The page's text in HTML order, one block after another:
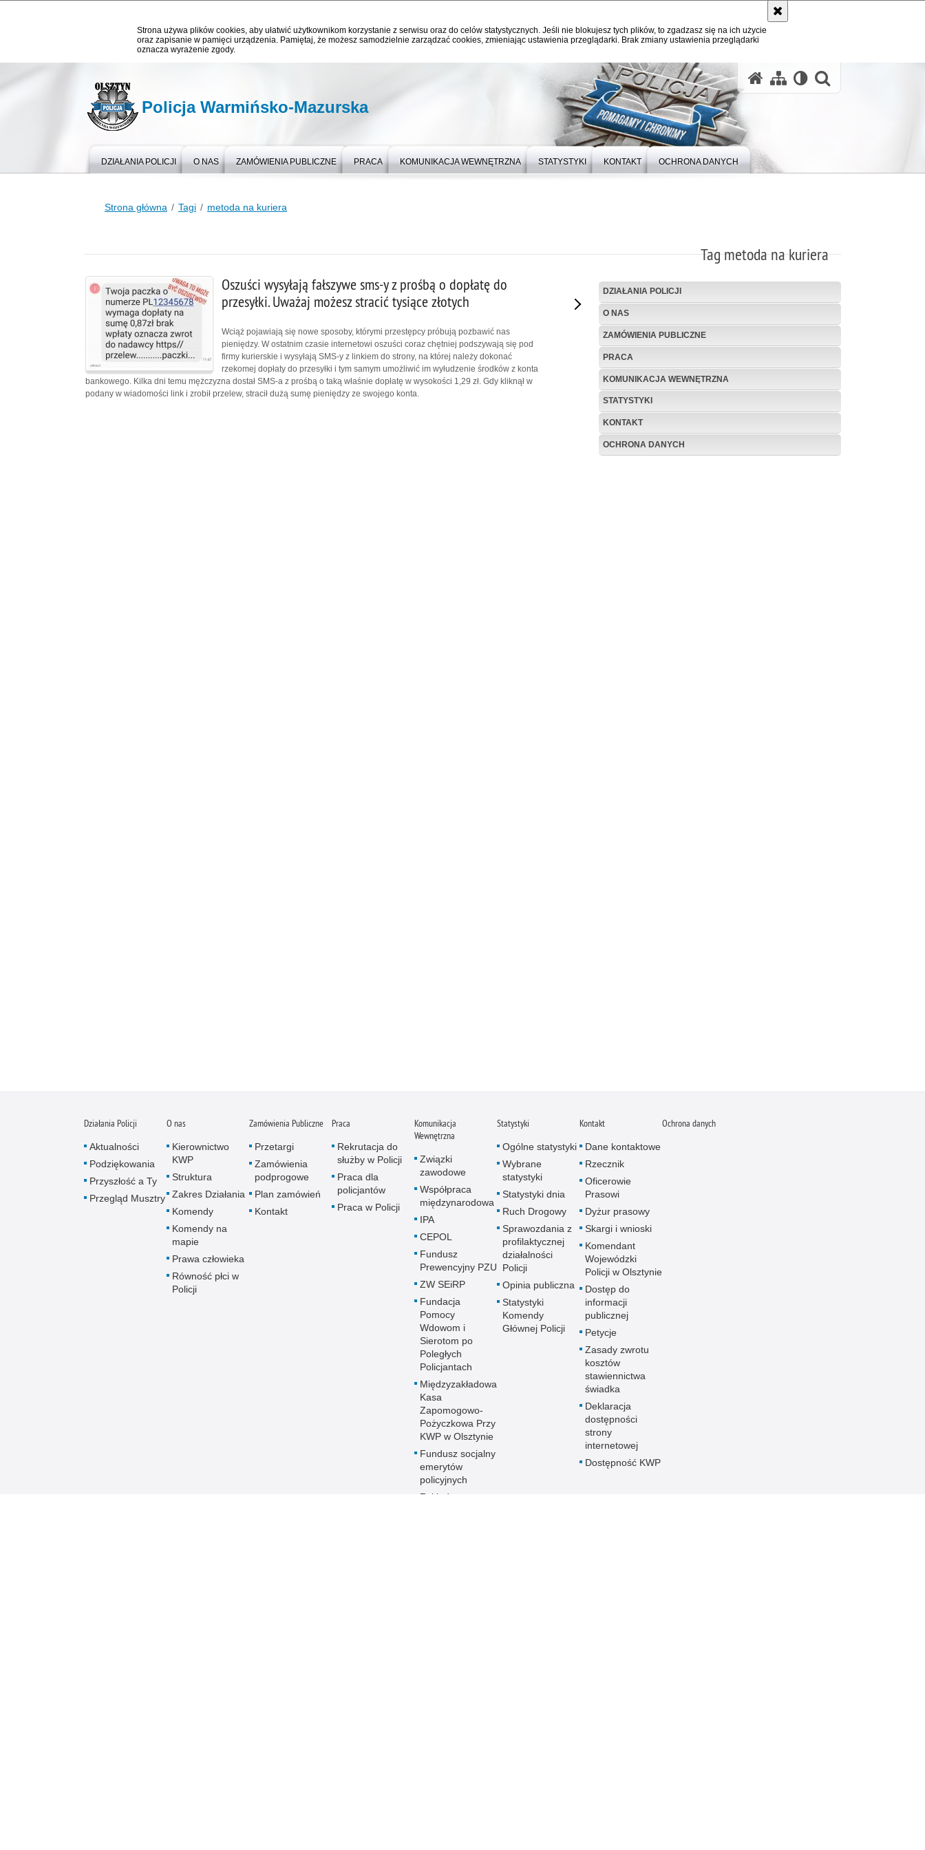
Strona używa plików cookies, aby ułatwić użytkownikom korzystanie z serwisu oraz do celów statystycznych. Jeśli nie blokujesz tych plików, to zgadzasz się na ich użycie
oraz zapisanie w pamięci urządzenia. Pamiętaj, że możesz samodzielnie zarządzać cookies, zmieniając ustawienia przeglądarki. Brak zmiany ustawienia przeglądarki
oznacza wyrażenie zgody.
Policja Warmińsko-Mazurska
DZIAŁANIA POLICJI O NAS ZAMÓWIENIA PUBLICZNE PRACA KOMUNIKACJA WEWNĘTRZNA STATYSTYKI KONTAKT OCHRONA DANYCH
Strona główna Tagi metoda na kuriera
Tag metoda na kuriera
DZIAŁANIA POLICJI
O NAS
ZAMÓWIENIA PUBLICZNE
PRACA
KOMUNIKACJA WEWNĘTRZNA
STATYSTYKI
KONTAKT
OCHRONA DANYCH
Oszuści wysyłają fałszywe sms-y z prośbą o dopłatę do
przesyłki. Uważaj możesz stracić tysiące złotych
Wciąż pojawiają się nowe sposoby, którymi przestępcy próbują pozbawić nas
pieniędzy. W ostatnim czasie internetowi oszuści coraz chętniej podszywają się pod
firmy kurierskie i wysyłają SMS-y z linkiem do strony, na której należy dokonać
rzekomej dopłaty do przesyłki i tym samym umożliwić im wyłudzenie środków z konta
bankowego. Kilka dni temu mężczyzna dostał SMS-a z prośbą o taką właśnie dopłatę w wysokości 1,29 zł. Gdy kliknął w
podany w wiadomości link i zrobił przelew, stracił dużą sumę pieniędzy ze swojego konta.
Działania Policji
Aktualności
Podziękowania
Przyszłość a Ty
Przegląd Musztry
O nas
Kierownictwo
KWP
Struktura
Zakres Działania
Komendy
Komendy na
mapie
Prawa człowieka
Równość płci w
Policji
Zamówienia Publiczne
Przetargi
Zamówienia
podprogowe
Plan zamówień
Kontakt
Praca
Rekrutacja do
służby w Policji
Praca dla
policjantów
Praca w Policji
Komunikacja
Wewnętrzna
Związki
zawodowe
Współpraca
międzynarodowa
IPA
CEPOL
Fundusz
Prewencyjny PZU
ZW SEiRP
Fundacja
Pomocy
Wdowom i
Sierotom po
Poległych
Policjantach
Międzyzakładowa
Kasa
Zapomogowo-
Pożyczkowa Przy
KWP w Olsztynie
Fundusz socjalny
emerytów
policyjnych
Zakładowy
Statystyki
Ogólne statystyki
Wybrane
statystyki
Statystyki dnia
Ruch Drogowy
Sprawozdania z
profilaktycznej
działalności
Policji
Opinia publiczna
Statystyki
Komendy
Głównej Policji
Kontakt
Dane kontaktowe
Rzecznik
Oficerowie
Prasowi
Dyżur prasowy
Skargi i wnioski
Komendant
Wojewódzki
Policji w Olsztynie
Dostęp do
informacji
publicznej
Petycje
Zasady zwrotu
kosztów
stawiennictwa
świadka
Deklaracja
dostępności
strony
internetowej
Dostępność KWP
Ochrona danych